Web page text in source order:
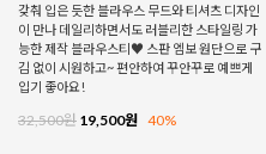
갖춰 입은 듯한 블라우스 무드와 티셔츠 디자인
이 만나 데일리하면서도 러블리한 스타일링 가
능한 제작 블라우스티♥ 스판 엠보 원단으로 구
김 없이 시원하고~ 편안하여 꾸안꾸로 예쁘게
입기 좋아요!
32,500원 19,500원 40%